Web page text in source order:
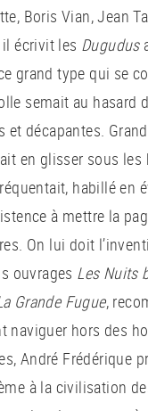
Boris Vian, Jean
écrivit les Dugudus
grand type qui se
semait au hasard
et décapantes.
en glisser sous les
habillé en
à mettre la
On lui doit
ouvrages Les Nuits
Grande Fugue,
naviguer hors des
André Frédérique
à la civilisation